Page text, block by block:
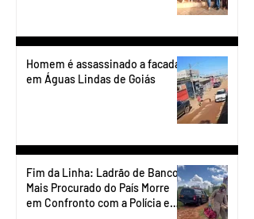
Homem é assassinado a facadas
em Águas Lindas de Goiás
Fim da Linha: Ladrão de Banco
Mais Procurado do País Morre
em Confronto com a Polícia em